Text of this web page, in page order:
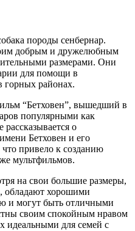
породы сенбернар.
добрым и дружелюбным
размерами. Они
для помощи в
горных районах.
“Бетховен”, вышедший в
популярными как
о
Бетховен и его
привело к созданию
мультфильмов.
на свои большие размеры,
обладают хорошими
и могут быть отличными
своим спокойным нравом
идеальными для семей с